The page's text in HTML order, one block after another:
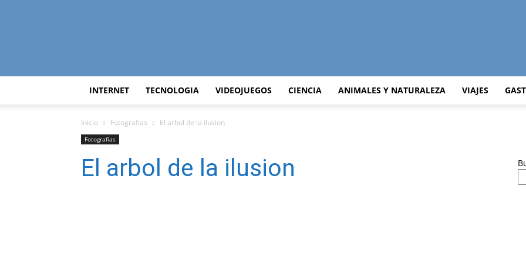
Curiosidades
INTERNET TECNOLOGIA VIDEOJUEGOS CIENCIA ANIMALES Y NATURALEZA VIAJES
Inicio Fotografias El arbol de la ilusion
Fotografias
El arbol de la ilusion